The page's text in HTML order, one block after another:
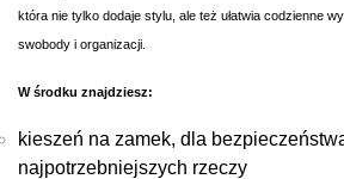
która nie tylko dodaje stylu, ale też ułatwia codzienne
swobody i organizacji.
W środku znajdziesz:
kieszeń na zamek, dla
najpotrzebniejszych rzeczy